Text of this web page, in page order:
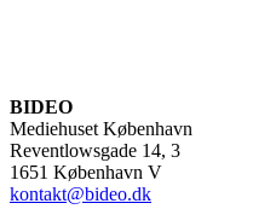
BIDEO
Mediehuset København
Reventlowsgade 14, 3
1651 København V
kontakt@bideo.dk